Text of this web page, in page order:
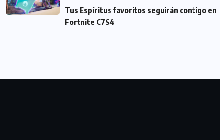
Tus Espíritus favoritos seguirán contigo en
Fortnite C7S4